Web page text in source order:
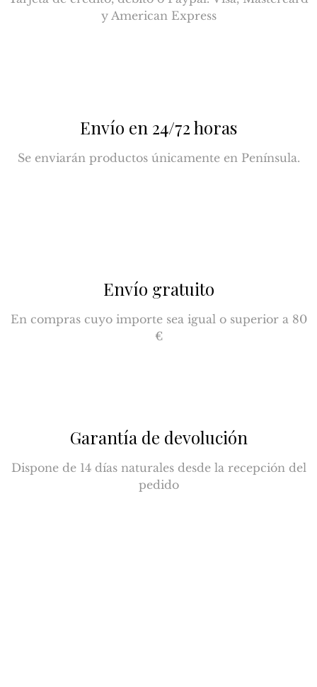
y American Express
Envío en 24/72 horas
Se enviarán productos únicamente en Península.
Envío gratuito
En compras cuyo importe sea igual o superior a 80
€
Garantía de devolución
Dispone de 14 días naturales desde la recepción del
pedido